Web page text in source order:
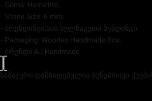
- Gems: Hematite;
- Stone Size: 6 mm;
- ბრენდინგი:ხის ხელნაკეთი ბენდინგი;
- Packaging: Wooden Handmade Box;
- ბრენდი:AJ Handmade
სამაჯური დამზადებულია ბუნებრივი